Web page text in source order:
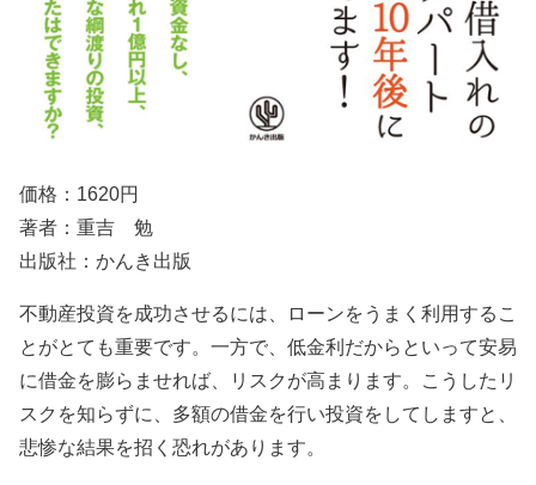
価格： 1620円
著者：重吉 勉
出版社：かんき出版
不動産投資を成功させるには、ローンをうまく利用するこ
とがとても重要です。一方で、低金利だからといって安易
に借金を膨らませれば、リスクが高まります。こうしたリ
スクを知らずに、多額の借金を行い投資をしてしますと、
悲惨な結果を招く恐れがあります。